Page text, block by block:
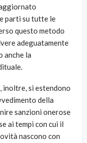
parti su tutte le
questo metodo
adeguatamente
anche la
, inoltre, si estendono
della
sanzioni onerose
ai tempi con cui il
nascono con